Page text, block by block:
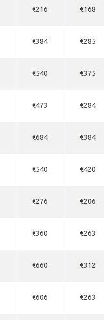
€216 €168
€384 €285
€540 €375
€473 €284
€684 €384
€540 €420
€276 €206
€360 €263
€660 €312
€606 €263